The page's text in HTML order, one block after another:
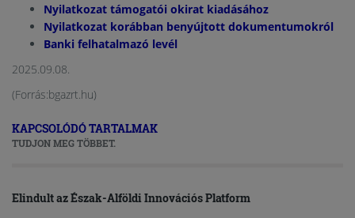
Nyilatkozat támogatói okirat kiadásához
Nyilatkozat korábban benyújtott dokumentumokról
Banki felhatalmazó levél
2025.09.08.
(Forrás:bgazrt.hu)
KAPCSOLÓDÓ TARTALMAK
TUDJON MEG TÖBBET.
Elindult az Észak-Alföldi Innovációs Platform